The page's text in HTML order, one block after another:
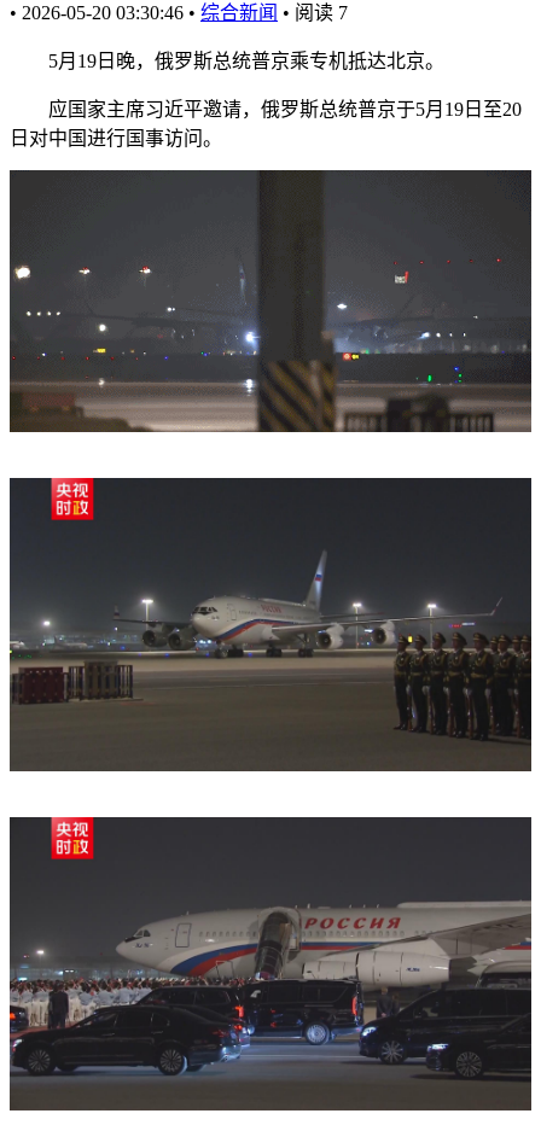
• 2026-05-20 03:30:46 • 综合新闻 • 阅读 7
5月19日晚，俄罗斯总统普京乘专机抵达北京。
应国家主席习近平邀请，俄罗斯总统普京于5月19日至20
日对中国进行国事访问。